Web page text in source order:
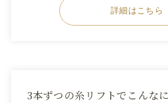
詳細はこちら
3本ずつの糸リフトでこんな